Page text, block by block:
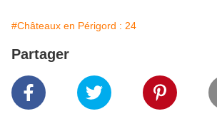
#Châteaux en Périgord : 24
Partager